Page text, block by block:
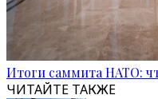
Итоги саммита НАТО:
ЧИТАЙТЕ ТАКЖЕ